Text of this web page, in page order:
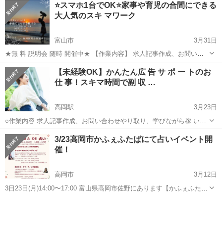
⭐️スマホ1台でOK⭐️家事や育児の合間にできる
大人気のスキ マワーク
富山市
3月31日
★無 料 説明会 随時 開催中★ 【作業内容】 求人記事作成、お問い合
わせやり取りなど 学びながら稼 いでいただきます。 【活動時間】 ご
自身の出来る時間帯で大丈夫です。 1日1時間～OK ※長期的...
富山 富山市 その他 オンライン
【未経験OK】かんたん広 告 サ ポ ー トのお
仕 事！スキマ時間で副 収 …
高岡駅
3月23日
○作業内容 求人記事作成、お問い合わせやり取り、学びながら稼 いで
いただきます。 ○活動時間はご自身の出来る時間帯で大丈夫です。 長
期的にお付き合いできる方で、業 務 連 絡をコマメにとれる方を希
望。 ...
富山 富山市 高岡駅 時間帯
3/23高岡市かふぇふたばにて占いイベント開
催！
高岡市
3月12日
3日23日(月)14:00〜17:00 富山県高岡市佐野にあります【かふぇふた